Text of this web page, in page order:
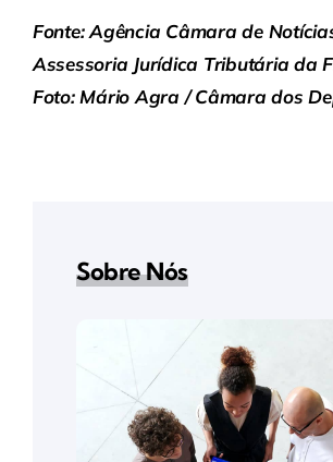
Fonte: Agência Câmara de
Assessoria Jurídica Tributária da
Foto: Mário Agra / Câmara dos
Sobre Nós